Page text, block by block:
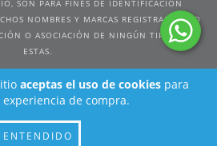
aceptas el uso de cookiespara
de compra.
ENTENDIDO